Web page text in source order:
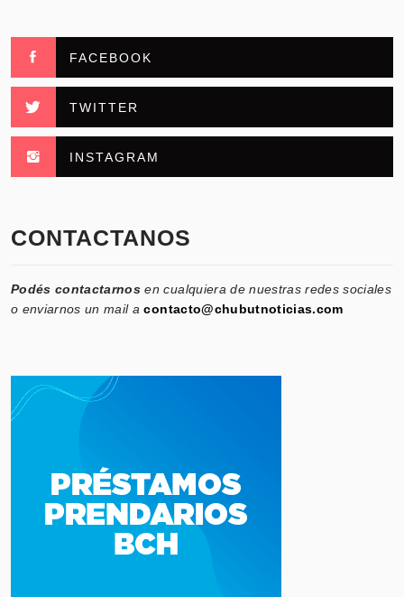
FACEBOOK
TWITTER
INSTAGRAM
CONTACTANOS
Podés contactarnos en cualquiera de nuestras redes sociales
o enviarnos un mail acontacto@chubutnoticias.com